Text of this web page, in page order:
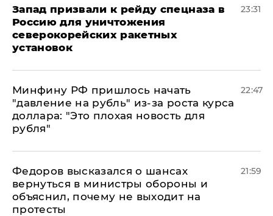
Запад призвали к рейду спецназа в
Россию для уничтожения
северокорейских ракетных
установок
23:31
Минфину РФ пришлось начать
"давление на рубль" из-за роста курса
доллара: "Это плохая новость для
рубля"
22:47
Федоров высказался о шансах
вернуться в министры обороны и
объяснил, почему не выходит на
протесты
21:59